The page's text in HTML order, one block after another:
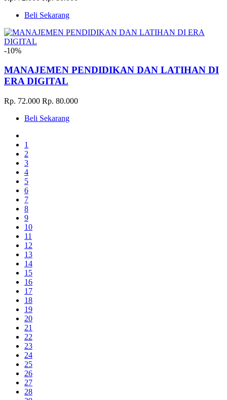
Beli Sekarang
-10%
MANAJEMEN PENDIDIKAN DAN LATIHAN DI
ERA DIGITAL
Rp. 72.000 Rp. 80.000
Beli Sekarang
1
2
3
4
5
6
7
8
9
10
11
12
13
14
15
16
17
18
19
20
21
22
23
24
25
26
27
28